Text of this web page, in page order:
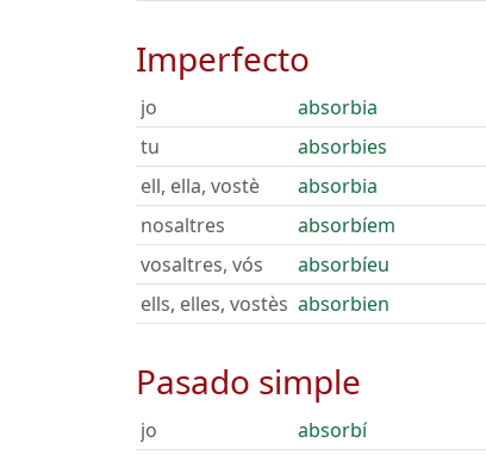
Imperfecto
jo
absorbia
tu
absorbies
ell, ella, vostè
absorbia
nosaltres
absorbíem
vosaltres, vós
absorbíeu
ells, elles, vostès absorbien
Pasado simple
jo
absorbí